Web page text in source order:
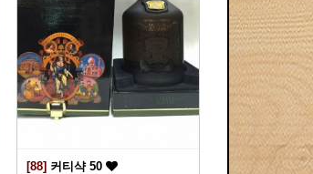
[88] 커티샥 50